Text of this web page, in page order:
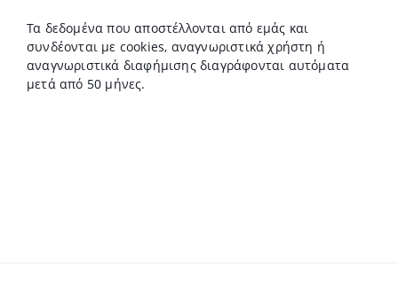
Τα δεδομένα που αποστέλλονται από εμάς και
συνδέονται με cookies, αναγνωριστικά χρήστη ή
αναγνωριστικά διαφήμισης διαγράφονται αυτόματα
μετά από 50 μήνες.